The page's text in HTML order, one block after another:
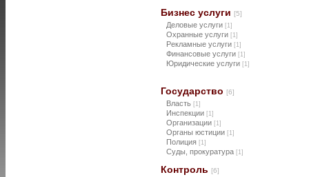
Бизнес услуги [5]
Деловые услуги [1]
Охранные услуги [1]
Рекламные услуги [1]
Финансовые услуги [1]
Юридические услуги [1]
Государство [6]
Власть [1]
Инспекции [1]
Организации [1]
Органы юстиции [1]
Полиция [1]
Суды, прокуратура [1]
Контроль [6]